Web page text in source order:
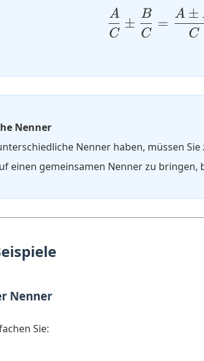
C
A
±
C
B
=
C
A ±
Nenner
Nenner haben, müssen Sie
einen gemeinsamen Nenner zu bringen,
Nenner
Sie: